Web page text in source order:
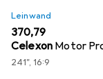
Leinwand
EUR
370,79
Celexon Motor
241", 16:9